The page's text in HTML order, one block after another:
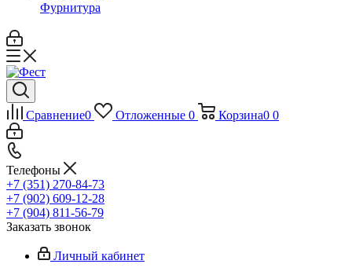
Фурнитура
Сравнение0 Отложенные 0 Корзина0 0
Телефоны
+7 (351) 270-84-73
+7 (902) 609-12-28
+7 (904) 811-56-79
Заказать звонок
Личный кабинет